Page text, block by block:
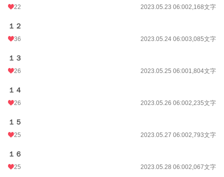
22 2023.05.23 06:002,168文字
１２
36 2023.05.24 06:003,085文字
１３
26 2023.05.25 06:001,804文字
１４
26 2023.05.26 06:002,235文字
１５
25 2023.05.27 06:002,793文字
１６
25 2023.05.28 06:002,067文字